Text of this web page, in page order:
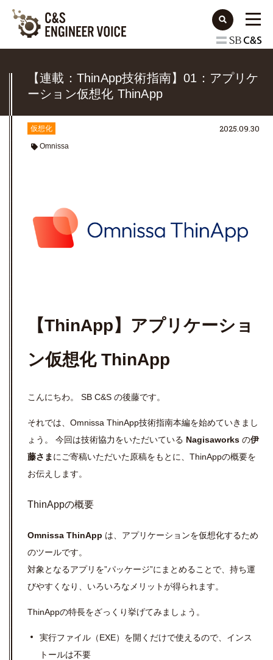
【連載：ThinApp技術指南】01：アプリケ
ーション仮想化 ThinApp
仮想化
Omnissa
2025.09.30
【ThinApp】アプリケーショ
ン仮想化 ThinApp
こんにちわ。 SB C&S の後藤です。
それでは、Omnissa ThinApp技術指南本編を始めていきまし
ょう。 今回は技術協力をいただいている Nagisaworks の伊
藤さま にご寄稿いただいた原稿をもとに、ThinAppの概要を
お伝えします。
ThinAppの概要
Omnissa ThinApp は、アプリケーションを仮想化するため
のツールです。
対象となるアプリを”パッケージ”にまとめることで、持ち運
びやすくなり、いろいろなメリットが得られます。
ThinAppの特長をざっくり挙げてみましょう。
実行ファイル（EXE）を開くだけで使えるので、インス
トールは不要